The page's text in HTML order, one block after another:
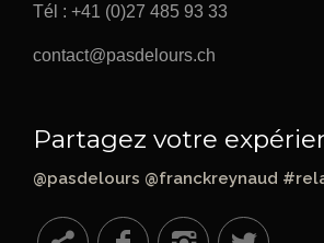
Tél : +41 (0)27 485 93 33
contact@pasdelours.ch
Partagez votre
@pasdelours @franckreynaud